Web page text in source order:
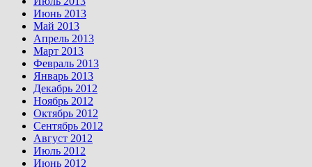
Июнь 2013
Май 2013
Апрель 2013
Март 2013
Февраль 2013
Январь 2013
Декабрь 2012
Ноябрь 2012
Октябрь 2012
Сентябрь 2012
Август 2012
Июль 2012
Июнь 2012